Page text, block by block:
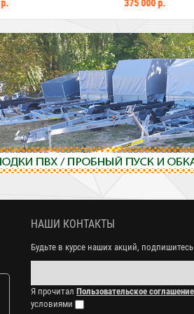
р. 260 000 р.
НАШИ КОНТАКТЫ
Будьте в курсе наших акций,
Я прочитал Пользовательское соглашение
условиями